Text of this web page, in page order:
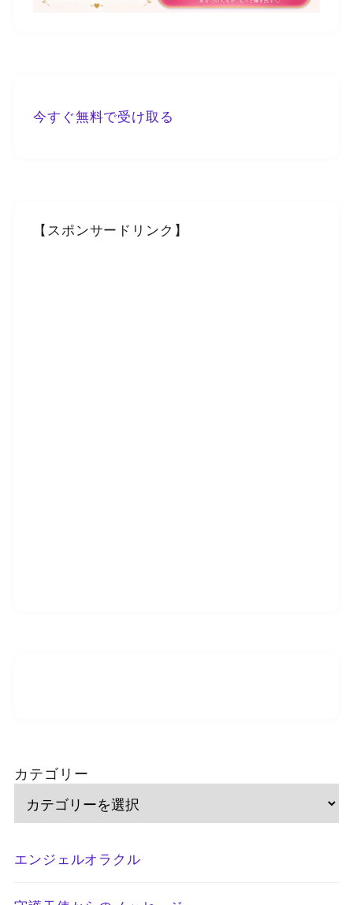
今すぐ無料で受け取る
【スポンサードリンク】
カテゴリー
エンジェルオラクル